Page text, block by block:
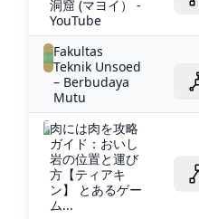
洞窟 (マヨイ） -
YouTube
Fakultas
Teknik Unsoed
– Berbudaya
Mutu
肉には肉を攻略
ガイド：おいし
岩の位置と運び
方【ティアキ
ン】 とあるゲー
ム...